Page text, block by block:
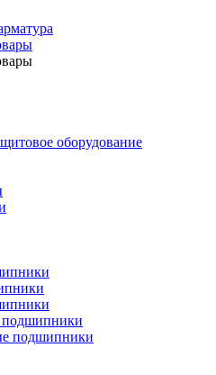
оборудование
подшипники
подшипники